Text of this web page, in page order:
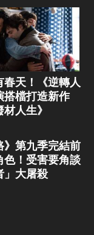
春天！《逆轉人
搭檔打造新作
材人生》
》第九季完結前
色！受害要角談
」大屠殺